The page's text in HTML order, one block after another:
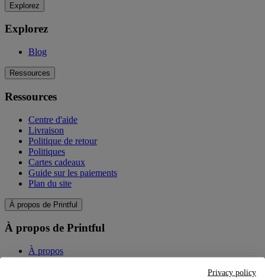
Explorez
Explorez
Blog
Ressources
Ressources
Centre d'aide
Livraison
Politique de retour
Politiques
Cartes cadeaux
Guide sur les paiements
Plan du site
À propos de Printful
À propos de Printful
À propos
Privacy policy